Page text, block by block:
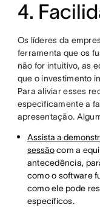
4.
Os líderes da
ferramenta que os
não for intuitivo, as
que o investimento
Para aliviar esses
especificamente a
apresentação.
Assista a
sessãocom a
antecedência,
como o software
como ele pode
específicos.